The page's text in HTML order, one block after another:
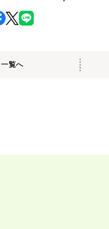
一覧へ